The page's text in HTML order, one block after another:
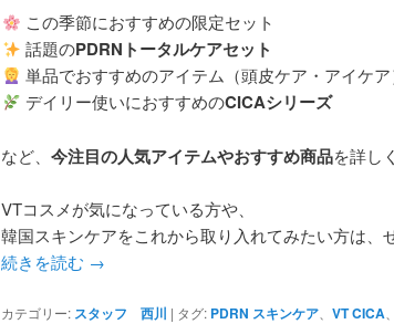
この季節におすすめの限定セット
話題のPDRNトータルケアセット
単品でおすすめのアイテム（頭皮ケア・アイケア
デイリー使いにおすすめのCICAシリーズ
など、今注目の人気アイテムやおすすめ商品を詳し
VTコスメが気になっている方や、
韓国スキンケアをこれから取り入れてみたい方は、
続きを読む →
カテゴリー: スタッフ 西川 | タグ: PDRN スキンケア 、VT CICA